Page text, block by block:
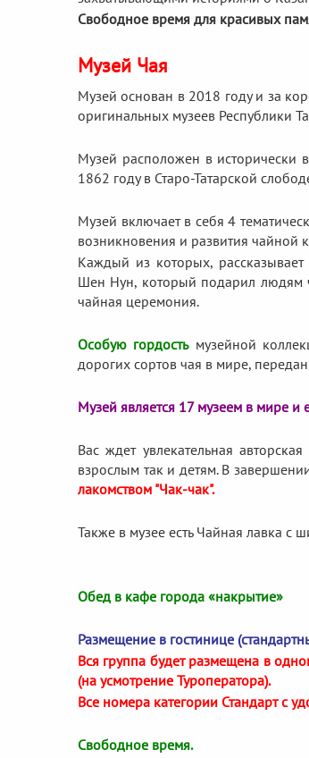
Свободное время для красивых
Музей Чая
Музей основан в 2018 году и за
оригинальных музеев Республики
Музей расположен в исторически
1862 году в Старо-Татарской
Музей включает в себя 4
возникновения и развития чайной
Каждый из которых,
Шен Нун, который подарил людям
чайная церемония.
Особую гордостьмузейной
дорогих сортов чая в мире,
Музей является 17 музеем в мире
Вас ждет увлекательная
взрослым так и детям. В
лакомством "Чак-чак".
Также в музее есть Чайная лавка с
Обед в кафе города «накрытие»
Размещение в гостинице
Вся группа будет размещена в
(на усмотрение Туроператора).
Все номера категории Стандарт с
Свободное время.